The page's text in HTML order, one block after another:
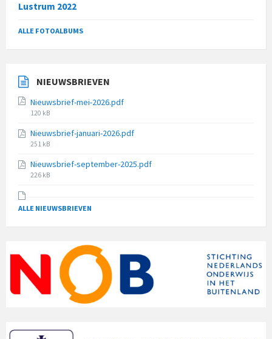
Lustrum 2022
ALLE FOTOALBUMS
NIEUWSBRIEVEN
Nieuwsbrief-mei-2026.pdf
File
120 kB
Nieuwsbrief-januari-2026.pdf
File
251 kB
Nieuwsbrief-september-2025.pdf
File
226 kB
ALLE NIEUWSBRIEVEN